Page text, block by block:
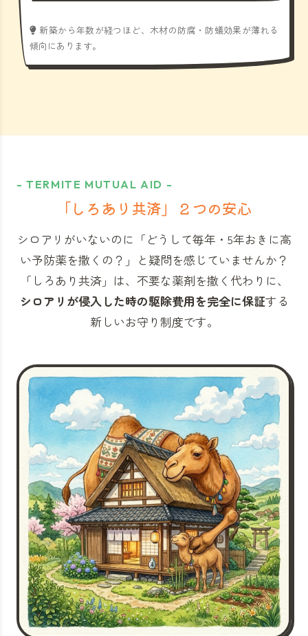
新築から年数が経つほど、木材の防腐・防蟻効果が薄れる
傾向にあります。
- TERMITE MUTUAL AID -
「しろあり共済」 ２つの安心
シロアリがいないのに「どうして毎年・5年おきに高
い予防薬を撒くの？」と 疑問を感じていませんか？
「しろあり共済」 は、不要な薬剤を撒く代わりに、
シロアリが侵入した時の駆除費用を完全に保証する
新しいお守り制度です。